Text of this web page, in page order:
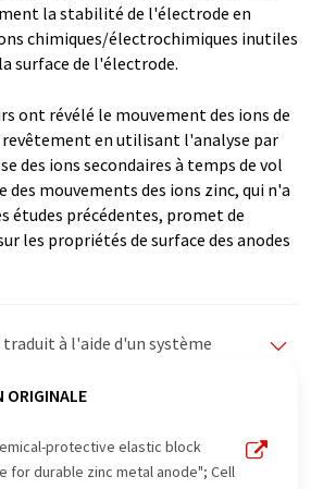
la stabilité de l'électrode en
chimiques/électrochimiques inutiles
surface de l'électrode.
ont révélé le mouvement des ions de
revêtement en utilisant l'analyse par
des ions secondaires à temps de vol
des mouvements des ions zinc, qui n'a
études précédentes, promet de
les propriétés de surface des anodes
à l'aide d'un système
automatiques pour présenter
automatique, il est possible
de vocabulaire, de syntaxe ou
ORIGINALE
protective elastic block
for durable zinc metal anode"; Cell